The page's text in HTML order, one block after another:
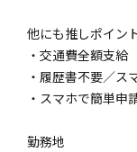
他にも推しポイン
・交通費全額支給
・履歴書不要／ス
・スマホで簡単申
勤務地